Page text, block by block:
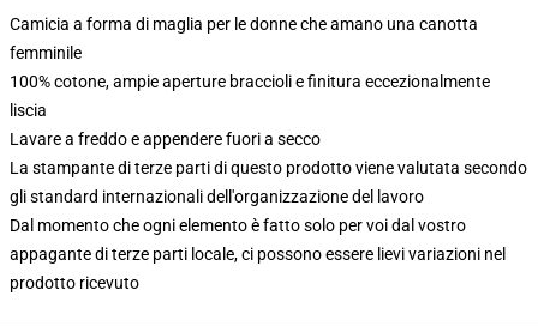
Camicia a forma di maglia per le donne che amano una canotta
femminile
100% cotone, ampie aperture braccioli e finitura eccezionalmente
liscia
Lavare a freddo e appendere fuori a secco
La stampante di terze parti di questo prodotto viene valutata secondo
gli standard internazionali dell'organizzazione del lavoro
Dal momento che ogni elemento è fatto solo per voi dal vostro
appagante di terze parti locale, ci possono essere lievi variazioni nel
prodotto ricevuto